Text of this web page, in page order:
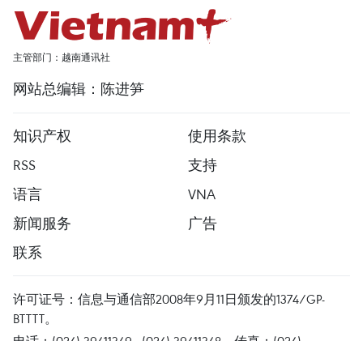
主管部门：越南通讯社
网站总编辑：陈进笋
知识产权
使用条款
RSS
支持
语言
VNA
新闻服务
广告
联系
许可证号：信息与通信部2008年9月11日颁发的1374/GP-
BTTTT。